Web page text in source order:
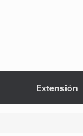
Extensión